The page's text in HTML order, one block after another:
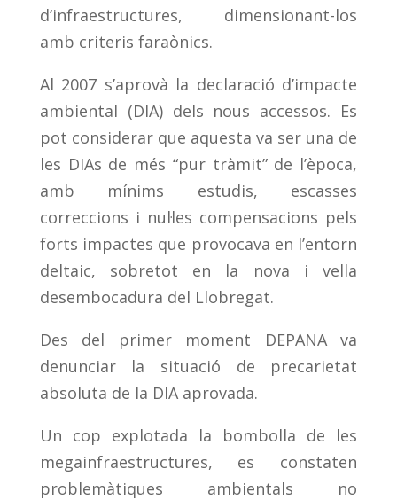
d’infraestructures, dimensionant-los
amb criteris faraònics.
Al 2007 s’aprovà la declaració d’impacte
ambiental (DIA) dels nous accessos. Es
pot considerar que aquesta va ser una de
les DIAs de més “pur tràmit” de l’època,
amb mínims estudis, escasses
correccions i nul·les compensacions pels
forts impactes que provocava en l’entorn
deltaic, sobretot en la nova i vella
desembocadura del Llobregat.
Des del primer moment DEPANA va
denunciar la situació de precarietat
absoluta de la DIA aprovada.
Un cop explotada la bombolla de les
megainfraestructures, es constaten
problemàtiques ambientals no